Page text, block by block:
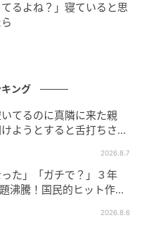
るよね？」寝ていると思
ング
てるのに真隣に来た親
ようとすると舌打ちさ
2026.8.7
った」「ガチで？」３年
沸騰！国民的ヒット作
2026.8.6